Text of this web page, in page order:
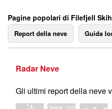
Pagine popolari di Filefjell
Report della neve Guida
Radar Neve
Gli ultimi report della neve